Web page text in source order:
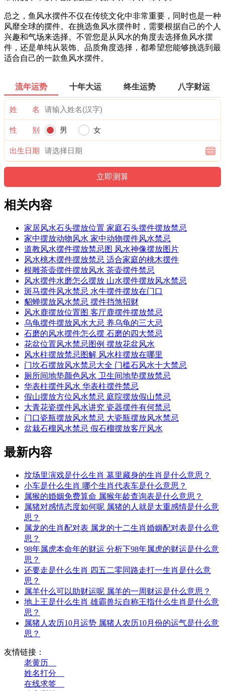
总之，鱼风水摆件不仅在传统文化中非常重要，同时也是一种
风靡全球的摆件。在挑选鱼风水摆件时，需要根据自己的个人
兴趣和气场来选择。不管您是从风水的角度去选择鱼风水摆
件，还是单纯从装饰、品质角度选择，都希望您能够挑选到最
适合自己的一款鱼风水摆件。
流年运势 十年大运 终生运势 八字财运
姓 名
性 别 男 女
出生日期
相关内容
家居风水石头摆放位置 家庭石头摆件摆放禁忌
家中摆放动物风水 家中动物摆件风水禁忌
道教风水摆件摆放禁忌图 风水神像摆放图片
风水桃木摆件摆放禁忌 适合家庭的桃木摆件
根雕茶壶摆件摆放风水 茶壶摆件禁忌
风水摆件水磨怎么摆放 山水摆件摆放风水禁忌
斑马摆件风水禁忌 水牛摆件摆放在门口
貂蝉摆放风水禁忌 摆件挡煞招财
风水鹿摆放位置图 客厅鹿摆件摆放禁忌
乌龟摆件摆放风水大忌 养乌龟的三大忌
石磨的风水摆件怎么摆 石磨的四大禁忌
花盆位置风水禁忌图例 摆放花盆风水
风水柱摆放禁忌图解 风水柱摆放在哪里
门坎石摆放风水禁忌大全 门槛石风水十大禁忌
厕所间地垫颜色风水 卫生间地垫摆放禁忌
华表柱摆件风水 华表柱摆件禁忌
假山摆放方位风水禁忌 庭院摆放假山禁忌
大青花瓷摆件风水讲究 瓷器摆件有何禁忌
门口瓷瓶摆放风水禁忌 大瓷瓶摆放风水禁忌
盆栽石榴风水禁忌 假石榴摆放客厅风水
最新内容
坟场里演戏是什么生肖 墓里藏身的生肖是什么意思？
小车是什么生肖 哪个生肖代表车是什么意思？
属猴的婚姻免费算命 属猴年龄查询表是什么意思？
属猪对感情态度如何呢 属猪的人就是太重感情是什么意
思？
属龙的生肖配对表 属龙的十二生肖婚姻配对表是什么意
思？
98年属虎本命年的财运 分析下98年属虎的财运是什么意
思？
还要走是什么生肖 四五二零同路走打一生肖是什么意
思？
属羊什么可以助财运呢 属羊的一周财运是什么意思？
地上王是什么生肖 雄霸兽坛自称王指什么生肖是什么意
思？
属猪人农历10月运势 属猪人农历10月份的运气是什么意
思？
友情链接：
老黄历__
姓名打分__
在线求签__